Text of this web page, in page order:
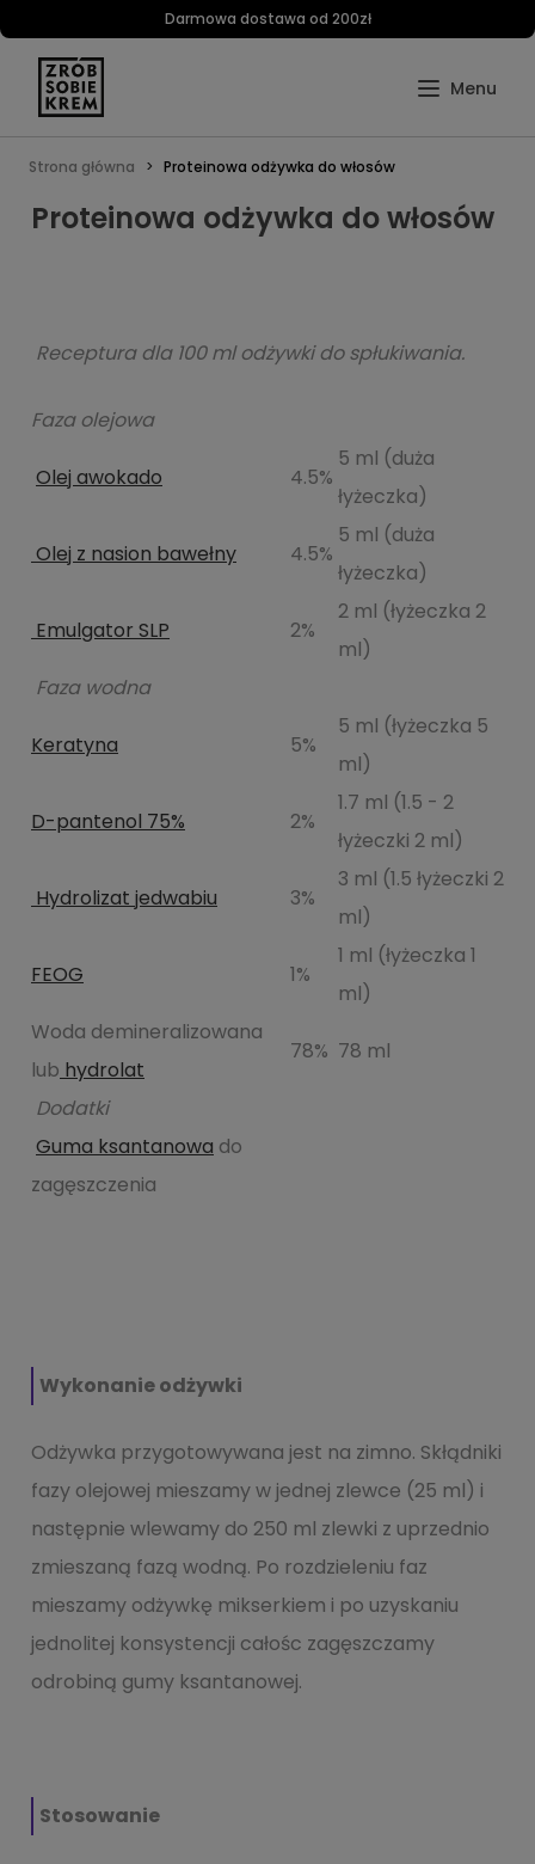
Darmowa dostawa od 200zł
Strona główna Proteinowa odżywka do włosów
Proteinowa odżywka do włosów
Receptura dla 100 ml odżywki do spłukiwania.
Faza olejowa
Olej awokado 4.5%
5 ml (duża
łyżeczka)
Olej z nasion bawełny 4.5%
5 ml (duża
łyżeczka)
Emulgator SLP 2%
2 ml (łyżeczka 2
ml)
Faza wodna
Keratyna 5%
5 ml (łyżeczka 5
ml)
D-pantenol 75% 2%
1.7 ml (1.5 - 2
łyżeczki 2 ml)
Hydrolizat jedwabiu 3%
3 ml (1.5 łyżeczki 2
ml)
FEOG 1%
1 ml (łyżeczka 1
ml)
Woda demineralizowana
lub hydrolat
78% 78 ml
Dodatki
Guma ksantanowa do
zagęszczenia
Wykonanie odżywki
Odżywka przygotowywana jest na zimno. Skłądniki
fazy olejowej mieszamy w jednej zlewce (25 ml) i
następnie wlewamy do 250 ml zlewki z uprzednio
zmieszaną fazą wodną. Po rozdzieleniu faz
mieszamy odżywkę mikserkiem i po uzyskaniu
jednolitej konsystencji całośc zagęszczamy
odrobiną gumy ksantanowej.
Stosowanie